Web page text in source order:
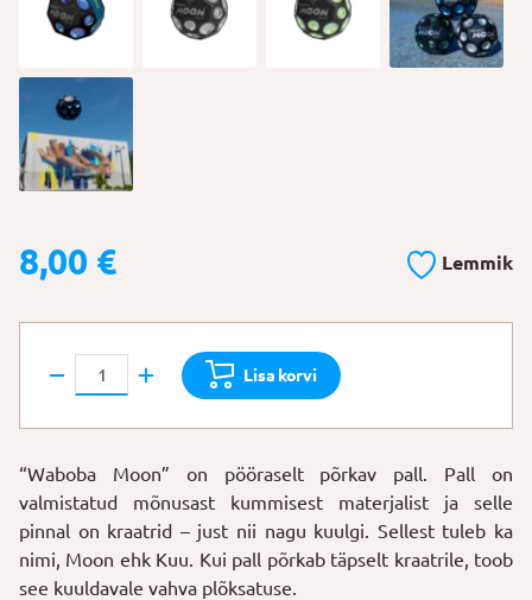
8,00 € Lemmik
Põrkepall
“Waboba
Moon"
Lisa korvi
“Waboba Moon” on pööraselt põrkav pall. Pall on
valmistatud mõnusast kummisest materjalist ja selle
pinnal on kraatrid – just nii nagu kuulgi. Sellest tuleb ka
nimi, Moon ehk Kuu. Kui pall põrkab täpselt kraatrile, toob
see kuuldavale vahva plõksatuse.